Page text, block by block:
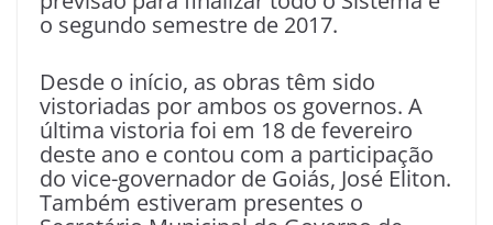
o segundo semestre de 2017.
Desde o início, as obras têm sido
vistoriadas por ambos os governos. A
última vistoria foi em 18 de fevereiro
deste ano e contou com a participação
do vice-governador de Goiás, José Eliton.
Também estiveram presentes o